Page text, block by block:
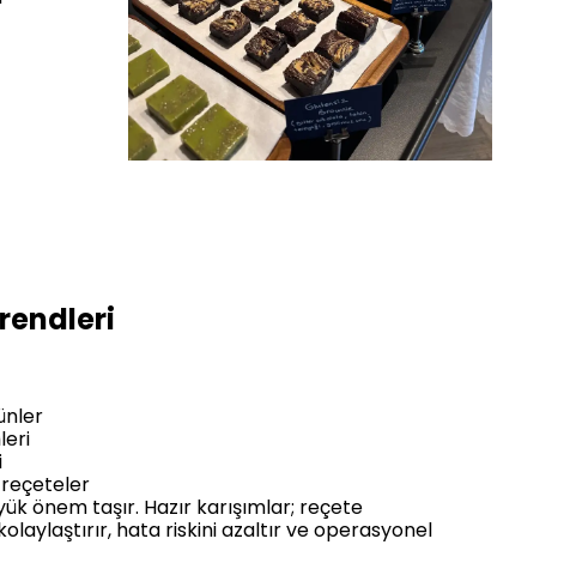
reçeteler
önem taşır. Hazır karışımlar; reçete
hata riskini azaltır ve operasyonel